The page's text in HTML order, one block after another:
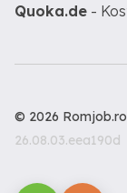
Quoka.de -
© 2026 Romjob.ro
26.08.03.eea190d